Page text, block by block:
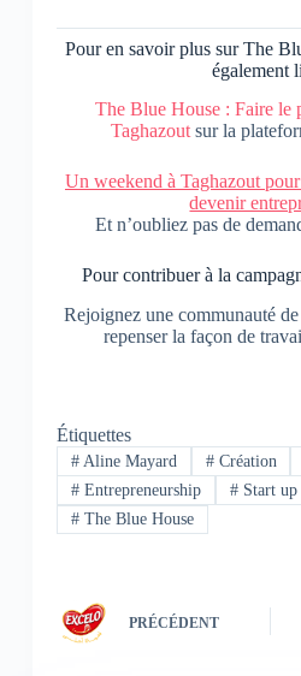
Pour en savoir plus sur The
également
The Blue House : Faire le
Taghazoutsur la
Un weekend à Taghazout
devenir
Et n’oubliez pas de
Pour contribuer à la
Rejoignez une communauté
repenser la façon de
Étiquettes
#Aline Mayard #Création
#‪Entrepreneurship‬ #Start up
#The Blue House
PRÉCÉDENT